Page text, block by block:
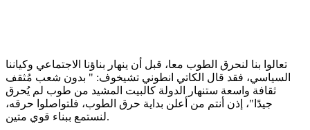
تعالوا بنا لنحرق الطوب معا، قبل أن ينهار بناؤنا الاجتماعي وكياننا
السياسي، فقد قال الكاتي انطوني تشيخوف: " بدون شعب مُثقف
ثقافة واسعة ستنهار الدولة كالبيت المشيد من طوب لم يُحرق
جيدًا"، إذن أنتم من أعلن بداية حرق الطوب، فلتواصلوا حرقه،
لنستمع ببناء قوي متين.